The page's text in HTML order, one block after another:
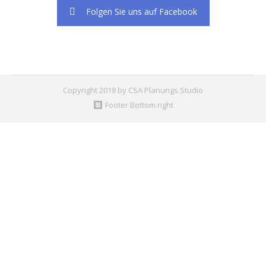
Folgen Sie uns auf Facebook
Copyright 2018 by CSA Planungs.Studio
Footer Bottom right